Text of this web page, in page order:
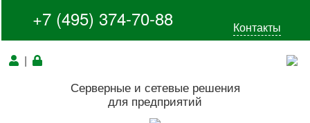
+7 (495) 374-70-88 Контакты
|
Серверные и сетевые решения
для предприятий